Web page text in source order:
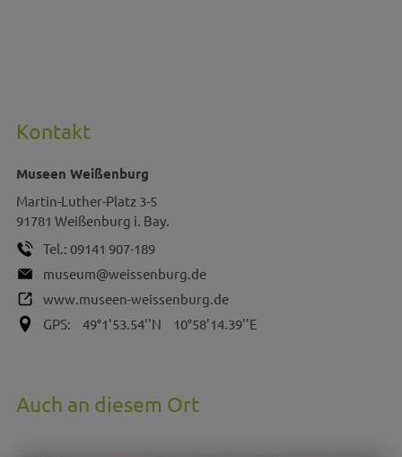
Kontakt
Museen Weißenburg
Martin-Luther-Platz 3-5
91781 Weißenburg i. Bay.
Tel.: 09141 907-189
museum@weissenburg.de
www.museen-weissenburg.de
GPS:
49°1'53.54''N 10°58'14.39''E
Auch an diesem Ort